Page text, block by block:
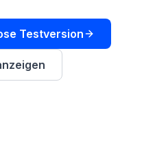
Testversion